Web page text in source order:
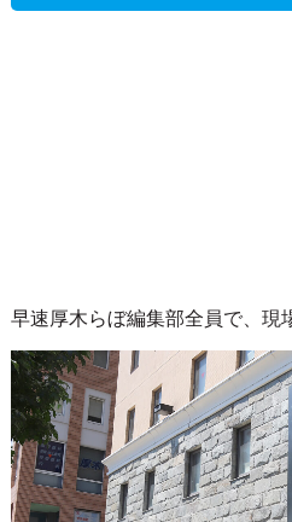
早速厚木らぼ編集部全員で、現